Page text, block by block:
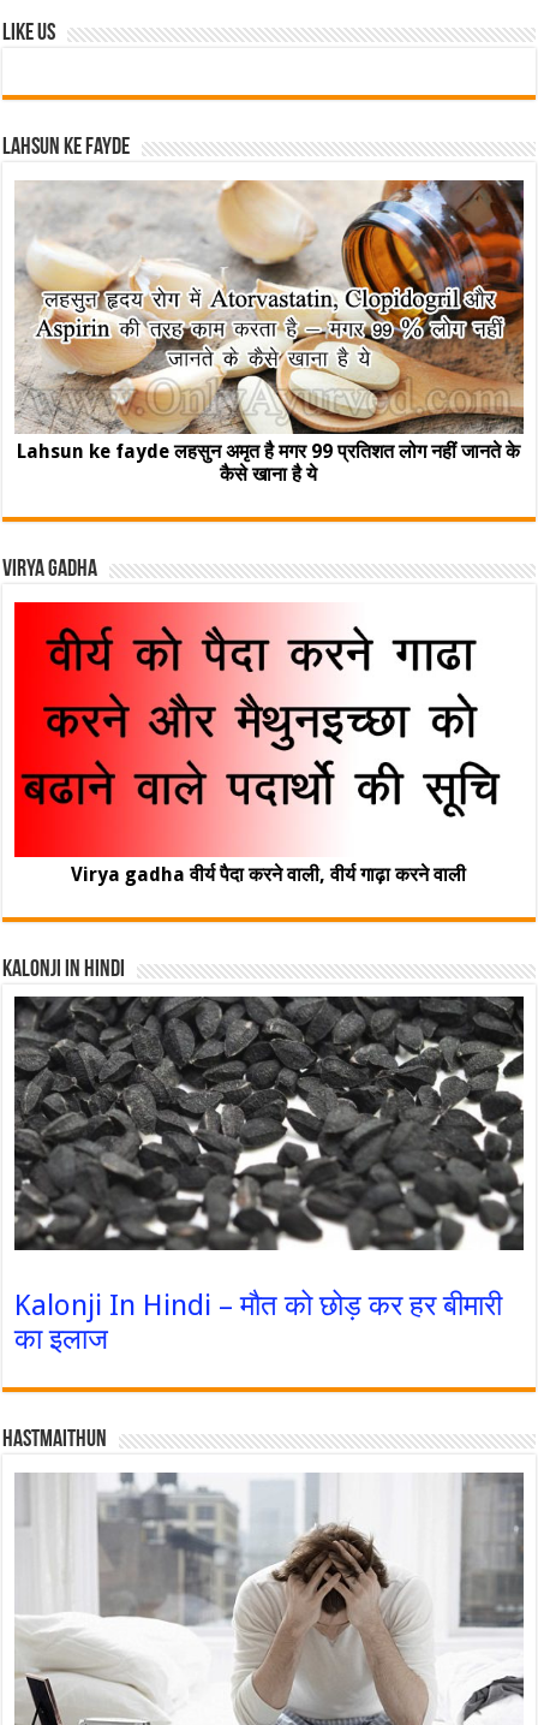
Like Us
Lahsun ke fayde
Lahsun ke fayde लहसुन अमृत है मगर 99 प्रतिशत लोग नहीं जानते के
कैसे खाना है ये
Virya Gadha
Virya gadha वीर्य पैदा करने वाली, वीर्य गाढ़ा करने वाली
Kalonji In Hindi
Kalonji In Hindi – मौत को छोड़ कर हर बीमारी
का इलाज
Hastmaithun